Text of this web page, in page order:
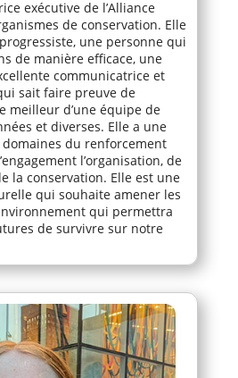
exécutive de l’Alliance
de conservation. Elle
une personne qui
de manière efficace, une
communicatrice et
sait faire preuve de
meilleur d’une équipe de
et diverses. Elle a une
du renforcement
l’organisation, de
la conservation. Elle est une
qui souhaite amener les
qui permettra
de survivre sur notre